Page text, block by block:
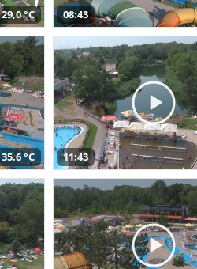
29,0 °C 08:43
35,6 °C 11:43